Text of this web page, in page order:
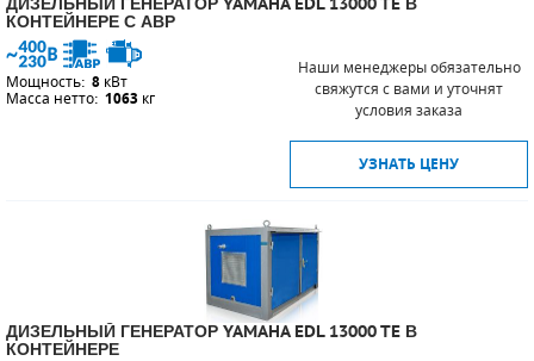
КОНТЕЙНЕРЕ С АВР
Мощность: 8 кВт
Масса нетто: 1063 кг
Наши менеджеры обязательно
свяжутся с вами и уточнят
условия заказа
УЗНАТЬ ЦЕНУ
ДИЗЕЛЬНЫЙ ГЕНЕРАТОР YAMAHA EDL 13000 TE В
КОНТЕЙНЕРЕ